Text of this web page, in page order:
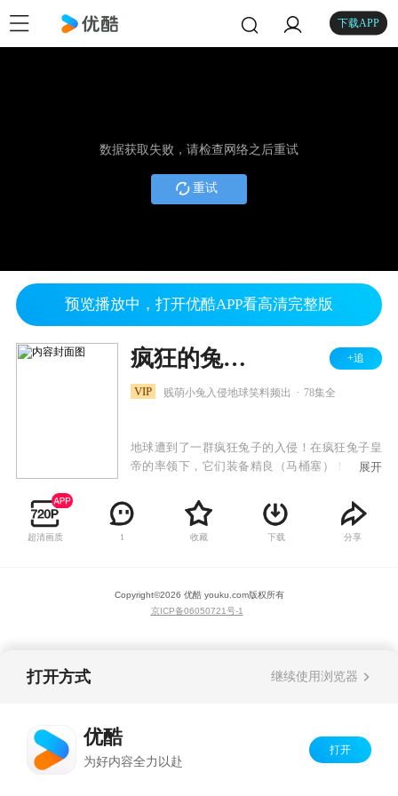
下载APP
数据获取失败，请检查网络之后重试
重试
预览播放中，打开优酷APP看高清完整版
疯狂的兔子 第一季 +追
VIP 贱萌小兔入侵地球笑料频出 78集全
地球遭到了一群疯狂兔子的入侵！在疯狂兔子皇
帝的率领下，它们装备精良（马桶塞）！它们视
淹没）！它们不攻占地球消灭人类决不罢休！
展开
超清画质 1 收藏 下载 分享
Copyright©2026 优酷 youku.com版权所有
京ICP备06050721号-1
打开方式 继续使用浏览器
优酷
为好内容全力以赴
打开